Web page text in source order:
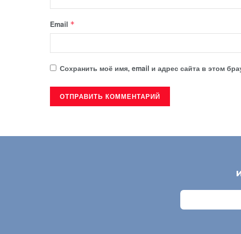
Email *
Сохранить моё имя, email и адрес сайта в этом